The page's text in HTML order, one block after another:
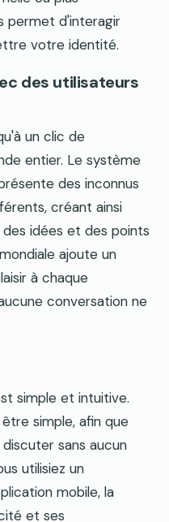
permet d'interagir
votre identité.
des utilisateurs
un clic de
entier. Le système
des inconnus
créant ainsi
idées et des points
ajoute un
à chaque
conversation ne
simple et intuitive.
simple, afin que
sans aucun
utilisiez un
mobile, la
et ses